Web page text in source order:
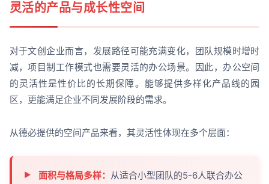
灵活的产品与成长性空间
对于文创企业而言，发展路径可能充满变化，团队规模时增时
减，项目制工作模式也需要灵活的办公场景。因此，办公空间
的灵活性是性价比的长期保障。能够提供多样化产品线的园
区，更能满足企业不同发展阶段的需求。
从德必提供的空间产品来看，其灵活性体现在多个层面：
面积与格局多样： 从适合小型团队的5-6人联合办公